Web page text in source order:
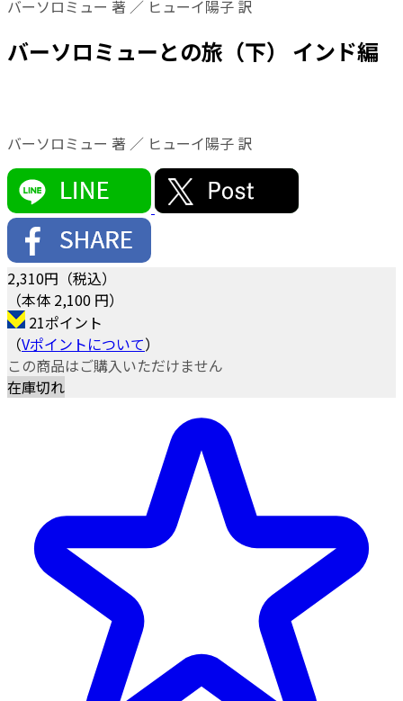
バーソロミュー 著 ／ ヒューイ陽子 訳
バーソロミューとの旅（下） インド編
バーソロミュー 著 ／ ヒューイ陽子 訳
2,310円（税込）
（本体 2,100 円）
21ポイント
（Vポイントについて）
この商品はご購入いただけません
在庫切れ